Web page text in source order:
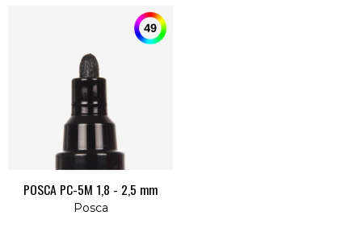
POSCA PC-5M 1,8 - 2,5 mm
Posca